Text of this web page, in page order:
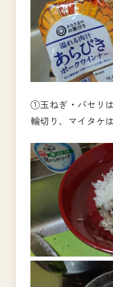
①玉ねぎ・パセリ
輪切り、マイタケ